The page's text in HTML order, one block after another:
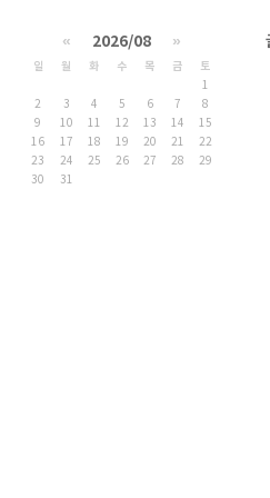
« 2026/08 »
일 월 화 수 목 금
토
1
2
3 4 5 6 7
8
9
10 11 12 13 14
15
16
17 18 19 20 21
22
23
24 25 26 27 28
29
30
31